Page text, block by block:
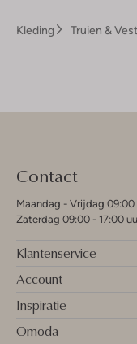
Kleding Truien &
Contact
Maandag - Vrijdag 09:00
Zaterdag 09:00 - 17:00
Klantenservice
Account
Inspiratie
Omoda